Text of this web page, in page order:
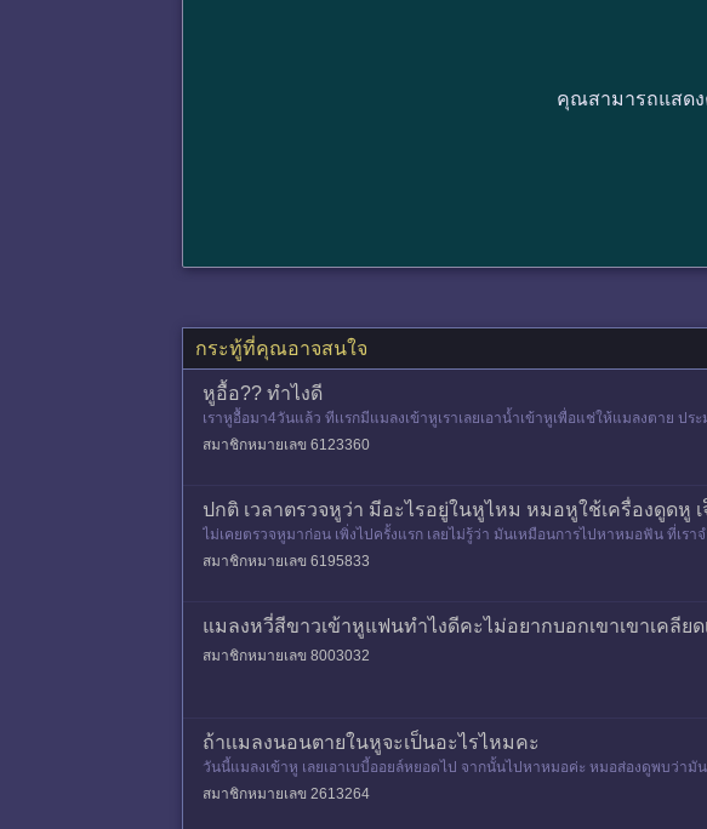
คุณสามารถแสดง
กระทู้ที่คุณอาจสนใจ
หูอื้อ?? ทำไงดี
เราหูอื้อมา4วันแล้ว ทีเเรกมีแมลงเข้าหูเราเลยเอาน้ำเข้าหูเพื่อแช่ให้แมลงตาย
มีน้ำเข้าหูก็ไ
สมาชิกหมายเลข 6123360
ปกติ เวลาตรวจหูว่า มีอะไรอยู่ในหูไหม หมอหูใช้เครื่องดูดหู เ
ไม่เคยตรวจหูมาก่อน เพิ่งไปครั้งแรก เลยไม่รู้ว่า มันเหมือนการไปหาหมอฟัน ที่เร
ม่รู้ ดูดๆ
สมาชิกหมายเลข 6195833
แมลงหวี่สีขาวเข้าหูแฟนทำไงดีคะไม่อยากบอกเขาเขาเคลีย
สมาชิกหมายเลข 8003032
ถ้าเเมลงนอนตายในหูจะเป็นอะไรไหมคะ
วันนี้แมลงเข้าหู เลยเอาเบบี้ออยล์หยอดไป จากนั้นไปหาหมอค่ะ หมอส่องดูพบว่า
าคะ ขอบคุณค่ะ
สมาชิกหมายเลข 2613264